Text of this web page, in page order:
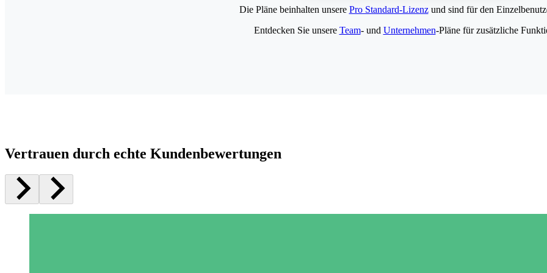
Die Pläne beinhalten unsere Pro Standard-Lizenzund sind für den
Entdecken Sie unsere Team- und Unternehmen-Pläne für zusätzliche
Vertrauen durch echte Kundenbewertungen